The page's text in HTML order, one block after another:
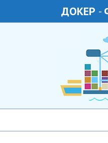
ДОКЕР -